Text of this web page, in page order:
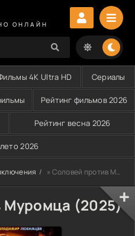
ОНЛАЙН
4K Ultra HD Сериалы
Рейтинг фильмов 2026
Рейтинг весна 2026
2026
» Соловей против Муромца (2025)
Муромца (2025)